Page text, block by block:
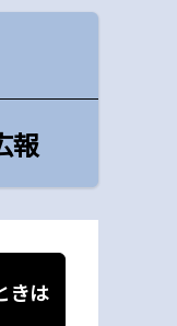
報
きは